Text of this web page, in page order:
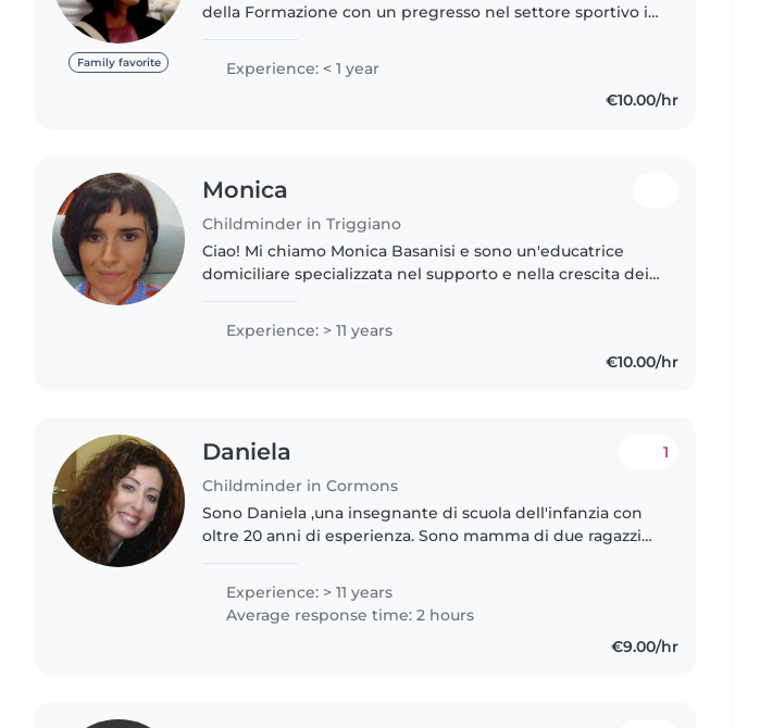
Family favorite
della Formazione con un pregresso nel settore sportivo in
diploma di..
Experience: < 1 year
€10.00/hr
Monica
Childminder in Triggiano
Ciao! Mi chiamo Monica Basanisi e sono un'educatrice
domiciliare specializzata nel supporto e nella crescita dei
unisco una solida..
Experience: > 11 years
€10.00/hr
Daniela
Childminder in Cormons
1
Sono Daniela ,una insegnante di scuola dell'infanzia con
oltre 20 anni di esperienza. Sono mamma di due ragazzi
Experience: > 11 years
Average response time: 2 hours
€9.00/hr